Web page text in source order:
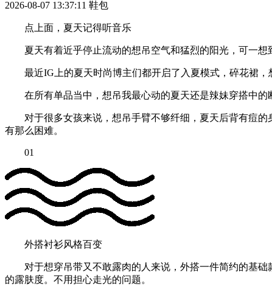
2026-08-07 13:37:11 鞋包
点上面，夏天记得听音乐
夏天有着近乎停止流动的想吊空气和猛烈的阳光，可一想
最近IG上的夏天时尚博主们都开启了入夏模式，碎花裙，
在所有单品当中，想吊我最心动的夏天还是辣妹穿搭中的
对于很多女孩来说，想吊手臂不够纤细，夏天后背有痘的
有那么困难。
01
外搭衬衫风格百变
对于想穿吊带又不敢露肉的人来说，外搭一件简约的基础
的露肤度。不用担心走光的问题。